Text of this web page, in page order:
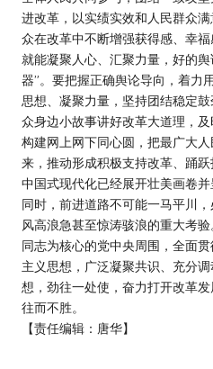
进改革，以实绩实效和人民群众
众在改革中不断增强获得感、幸
就能凝聚人心、汇聚力量，好的
器”。要把握正确舆论导向，着力
思想、凝聚力量，坚持团结稳定
众身边小故事讲好改革大道理，
构建网上网下同心圆，把最广大
来，推动形成积极支持改革、踊
中国式现代化已经展开壮美画卷并
同时，前进道路不可能一马平川
风高浪急甚至惊涛骇浪的重大考
同志为核心的党中央周围，全面
主义思想，广泛凝聚共识、充分
想，劲往一处使，奋力打开改革
往而不胜。
【责任编辑：唐华】